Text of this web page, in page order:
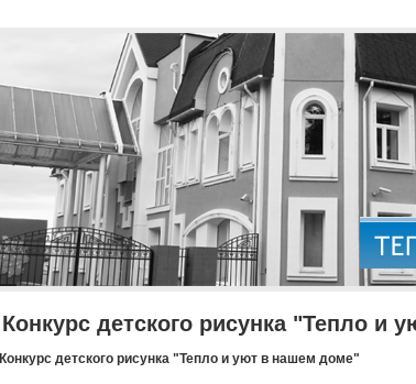
Конкурс детского рисунка "Тепло и
Конкурс детского рисунка "Тепло и уют в нашем доме"